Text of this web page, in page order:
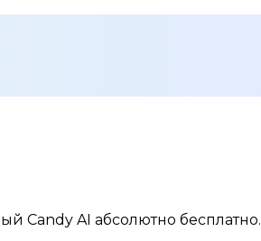
Candy AI абсолютно бесплатно.